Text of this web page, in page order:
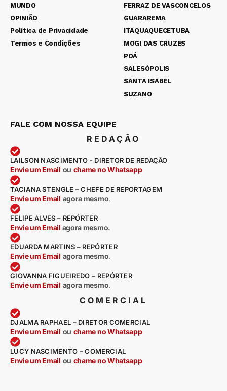
MUNDO
OPINIÃO
Política de Privacidade
Termos e Condições
FERRAZ DE VASCONCELOS
GUARAREMA
ITAQUAQUECETUBA
MOGI DAS CRUZES
POÁ
SALESÓPOLIS
SANTA ISABEL
SUZANO
FALE COM NOSSA EQUIPE
REDAÇÃO
LAILSON NASCIMENTO - DIRETOR DE REDAÇÃO
Envie um Email ou chame no Whatsapp
TACIANA STENGLE – CHEFE DE REPORTAGEM
Envie um Email agora mesmo.
FELIPE ALVES – REPÓRTER
Envie um Email agora mesmo.
EDUARDA MARTINS – REPÓRTER
Envie um Email agora mesmo.
GIOVANNA FIGUEIREDO – REPÓRTER
Envie um Email agora mesmo.
COMERCIAL
DJALMA RAPHAEL – DIRETOR COMERCIAL
Envie um Email ou chame no Whatsapp
LUCY NASCIMENTO – COMERCIAL
Envie um Email ou chame no Whatsapp